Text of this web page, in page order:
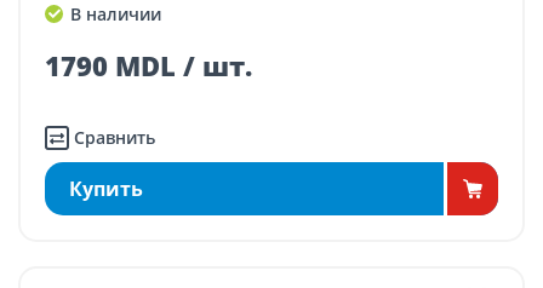
В наличии
1790 MDL / шт.
Сравнить
Купить